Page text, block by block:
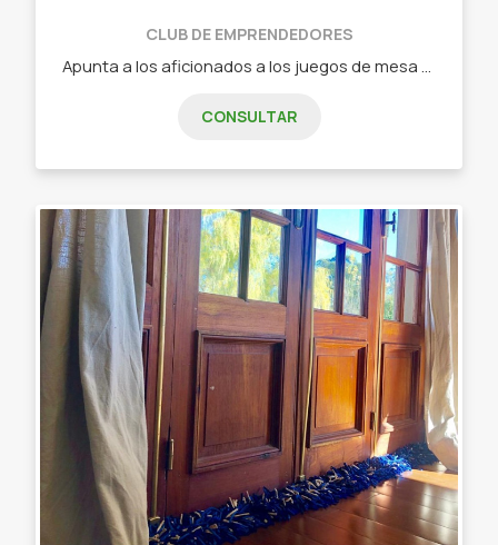
CLUB DE EMPRENDEDORES
CONSULTAR